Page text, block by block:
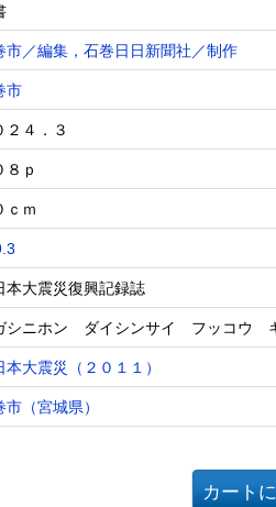
市／編集，石巻日日新聞社／制作
市
２４．３
８ｐ
ｃｍ
本大震災復興記録誌
シニホン ダイシンサイ フッコウ
本大震災（２０１１）
市（宮城県）